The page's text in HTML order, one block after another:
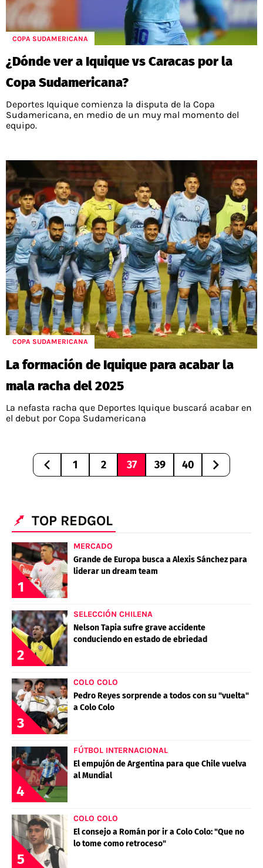
COPA SUDAMERICANA
¿Dónde ver a Iquique vs Caracas por la
Copa Sudamericana?
Deportes Iquique comienza la disputa de la Copa
Sudamericana, en medio de un muy mal momento del
equipo.
COPA SUDAMERICANA
La formación de Iquique para acabar la
mala racha del 2025
La nefasta racha que Deportes Iquique buscará acabar en
el debut por Copa Sudamericana
1 2 37 39 40
TOP REDGOL
1
MERCADO
Grande de Europa busca a Alexis Sánchez para
liderar un dream team
2
SELECCIÓN CHILENA
Nelson Tapia sufre grave accidente
conduciendo en estado de ebriedad
3
COLO COLO
Pedro Reyes sorprende a todos con su "vuelta"
a Colo Colo
4
FÚTBOL INTERNACIONAL
El empujón de Argentina para que Chile vuelva
al Mundial
5
COLO COLO
El consejo a Román por ir a Colo Colo: "Que no
lo tome como retroceso"